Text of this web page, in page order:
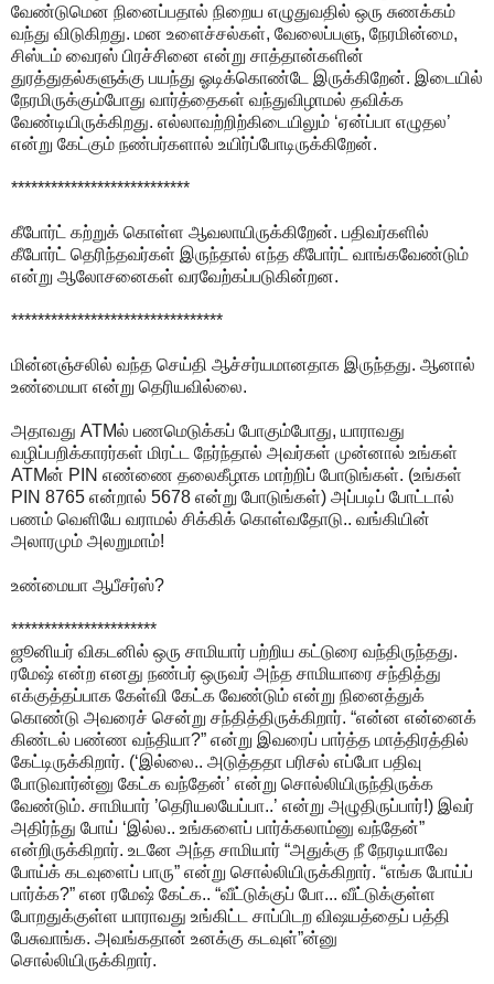
வேண்டுமென நினைப்பதால் நிறைய எழுதுவதில் ஒரு சுணக்கம்
வந்து விடுகிறது. மன உளைச்சல்கள், வேலைப்பளு, நேரமின்மை,
சிஸ்டம் வைரஸ் பிரச்சினை என்று சாத்தான்களின்
துரத்துதல்களுக்கு பயந்து ஓடிக்கொண்டே இருக்கிறேன். இடையில்
நேரமிருக்கும்போது வார்த்தைகள் வந்துவிழாமல் தவிக்க
வேண்டியிருக்கிறது. எல்லாவற்றிற்கிடையிலும் ‘ஏன்ப்பா எழுதல’
என்று கேட்கும் நண்பர்களால் உயிர்ப்போடிருக்கிறேன்.
***************************
கீபோர்ட் கற்றுக் கொள்ள ஆவலாயிருக்கிறேன். பதிவர்களில்
கீபோர்ட் தெரிந்தவர்கள் இருந்தால் எந்த கீபோர்ட் வாங்கவேண்டும்
என்று ஆலோசனைகள் வரவேற்கப்படுகின்றன.
********************************
மின்னஞ்சலில் வந்த செய்தி ஆச்சர்யமானதாக இருந்தது. ஆனால்
உண்மையா என்று தெரியவில்லை.
அதாவது ATMல் பணமெடுக்கப் போகும்போது, யாராவது
வழிப்பறிக்காரர்கள் மிரட்ட நேர்ந்தால் அவர்கள் முன்னால் உங்கள்
ATMன் PIN எண்ணை தலைகீழாக மாற்றிப் போடுங்கள். (உங்கள்
PIN 8765 என்றால் 5678 என்று போடுங்கள்) அப்படிப் போட்டால்
பணம் வெளியே வராமல் சிக்கிக் கொள்வதோடு.. வங்கியின்
அலாரமும் அலறுமாம்!
உண்மையா ஆபீசர்ஸ்?
**********************
ஜூனியர் விகடனில் ஒரு சாமியார் பற்றிய கட்டுரை வந்திருந்தது.
ரமேஷ் என்ற எனது நண்பர் ஒருவர் அந்த சாமியாரை சந்தித்து
எக்குத்தப்பாக கேள்வி கேட்க வேண்டும் என்று நினைத்துக்
கொண்டு அவரைச் சென்று சந்தித்திருக்கிறார். “என்ன என்னைக்
கிண்டல் பண்ண வந்தியா?” என்று இவரைப் பார்த்த மாத்திரத்தில்
கேட்டிருக்கிறார். (‘இல்லை.. அடுத்ததா பரிசல் எப்போ பதிவு
போடுவார்ன்னு கேட்க வந்தேன்’ என்று சொல்லியிருந்திருக்க
வேண்டும். சாமியார் ’தெரியலயேப்பா..’ என்று அழுதிருப்பார்!) இவர்
அதிர்ந்து போய் ‘இல்ல.. உங்களைப் பார்க்கலாம்னு வந்தேன்”
என்றிருக்கிறார். உடனே அந்த சாமியார் “அதுக்கு நீ நேரடியாவே
போய்க் கடவுளைப் பாரு” என்று சொல்லியிருக்கிறார். “எங்க போய்ப்
பார்க்க?” என ரமேஷ் கேட்க.. “வீட்டுக்குப் போ... வீட்டுக்குள்ள
போறதுக்குள்ள யாராவது உங்கிட்ட சாப்பிடற விஷயத்தைப் பத்தி
பேசுவாங்க. அவங்கதான் உனக்கு கடவுள்”ன்னு
சொல்லியிருக்கிறார்.